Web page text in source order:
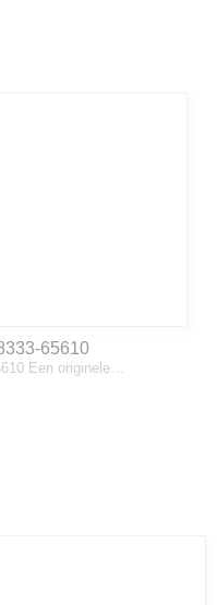
65610
Een originele…